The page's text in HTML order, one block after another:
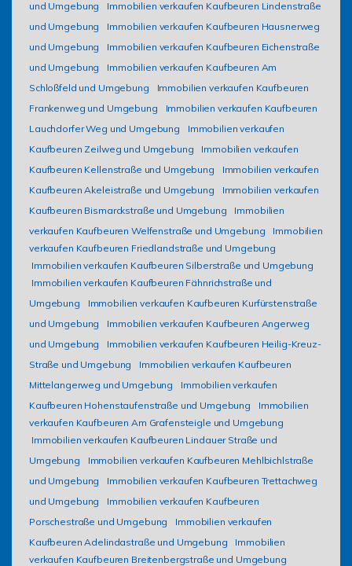
und Umgebung
Immobilien verkaufen Kaufbeuren Lindenstraße
und Umgebung
Immobilien verkaufen Kaufbeuren Hausnerweg
und Umgebung
Immobilien verkaufen Kaufbeuren Eichenstraße
und Umgebung
Immobilien verkaufen Kaufbeuren Am
Schloßfeld und Umgebung
Immobilien verkaufen Kaufbeuren
Frankenweg und Umgebung
Immobilien verkaufen Kaufbeuren
Lauchdorfer Weg und Umgebung
Immobilien verkaufen
Kaufbeuren Zeilweg und Umgebung
Immobilien verkaufen
Kaufbeuren Kellenstraße und Umgebung
Immobilien verkaufen
Kaufbeuren Akeleistraße und Umgebung
Immobilien verkaufen
Kaufbeuren Bismarckstraße und Umgebung
Immobilien
verkaufen Kaufbeuren Welfenstraße und Umgebung
Immobilien
verkaufen Kaufbeuren Friedlandstraße und Umgebung
Immobilien verkaufen Kaufbeuren Silberstraße und Umgebung
Immobilien verkaufen Kaufbeuren Fähnrichstraße und
Umgebung
Immobilien verkaufen Kaufbeuren Kurfürstenstraße
und Umgebung
Immobilien verkaufen Kaufbeuren Angerweg
und Umgebung
Immobilien verkaufen Kaufbeuren Heilig-Kreuz-
Straße und Umgebung
Immobilien verkaufen Kaufbeuren
Mittelangerweg und Umgebung
Immobilien verkaufen
Kaufbeuren Hohenstaufenstraße und Umgebung
Immobilien
verkaufen Kaufbeuren Am Grafensteigle und Umgebung
Immobilien verkaufen Kaufbeuren Lindauer Straße und
Umgebung
Immobilien verkaufen Kaufbeuren Mehlbichlstraße
und Umgebung
Immobilien verkaufen Kaufbeuren Trettachweg
und Umgebung
Immobilien verkaufen Kaufbeuren
Porschestraße und Umgebung
Immobilien verkaufen
Kaufbeuren Adelindastraße und Umgebung
Immobilien
verkaufen Kaufbeuren Breitenbergstraße und Umgebung